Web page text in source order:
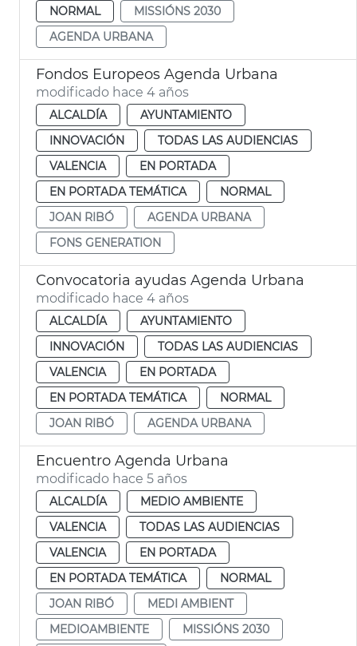
NORMAL
MISSIÓNS 2030
AGENDA URBANA
Fondos Europeos Agenda Urbana
modificado hace 4 años
ALCALDÍA
AYUNTAMIENTO
INNOVACIÓN
TODAS LAS AUDIENCIAS
VALENCIA
EN PORTADA
EN PORTADA TEMÁTICA
NORMAL
JOAN RIBÓ
AGENDA URBANA
FONS GENERATION
Convocatoria ayudas Agenda Urbana
modificado hace 4 años
ALCALDÍA
AYUNTAMIENTO
INNOVACIÓN
TODAS LAS AUDIENCIAS
VALENCIA
EN PORTADA
EN PORTADA TEMÁTICA
NORMAL
JOAN RIBÓ
AGENDA URBANA
Encuentro Agenda Urbana
modificado hace 5 años
ALCALDÍA
MEDIO AMBIENTE
VALENCIA
TODAS LAS AUDIENCIAS
VALENCIA
EN PORTADA
EN PORTADA TEMÁTICA
NORMAL
JOAN RIBÓ
MEDI AMBIENT
MEDIOAMBIENTE
MISSIÓNS 2030